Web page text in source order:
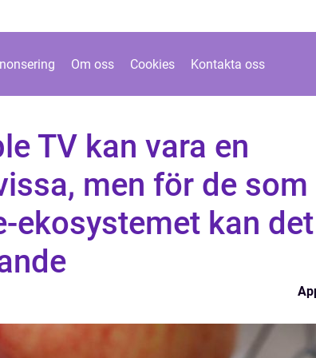
Om oss Cookies Kontakta oss
TV kan vara en
men för de som
ekosystemet kan det